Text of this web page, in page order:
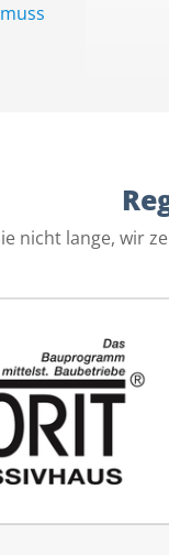
nicht lange, wir